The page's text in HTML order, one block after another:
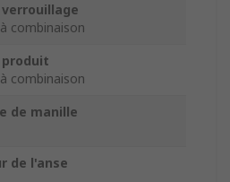
combinaison
produit
combinaison
de manille
de l'anse